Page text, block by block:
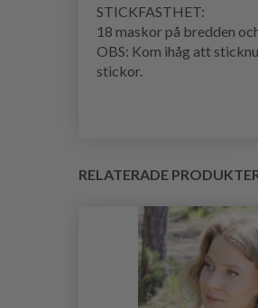
STICKFASTHET:
18 maskor på bredden
OBS: Kom ihåg att
stickor.
RELATERADE